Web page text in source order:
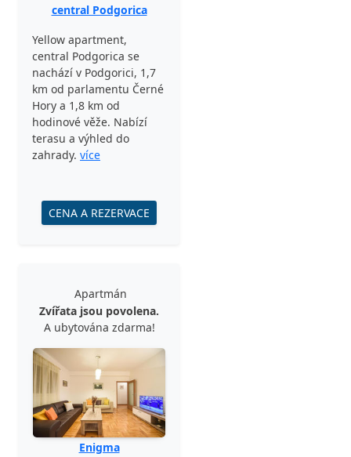
central Podgorica
Yellow apartment,
central Podgorica se
nachází v Podgorici, 1,7
km od parlamentu Černé
Hory a 1,8 km od
hodinové věže. Nabízí
terasu a výhled do
zahrady. více
CENA A REZERVACE
Apartmán
Zvířata jsou povolena.
A ubytována zdarma!
Enigma